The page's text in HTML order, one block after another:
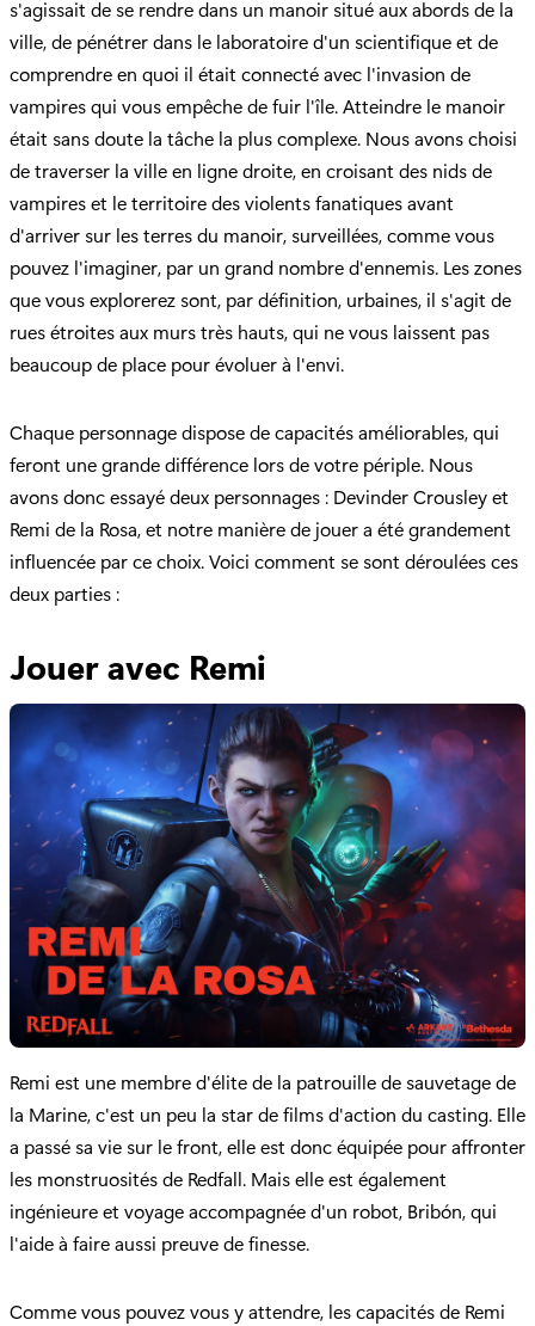
s'agissait de se rendre dans un manoir situé aux abords de la
ville, de pénétrer dans le laboratoire d'un scientifique et de
comprendre en quoi il était connecté avec l'invasion de
vampires qui vous empêche de fuir l'île. Atteindre le manoir
était sans doute la tâche la plus complexe. Nous avons choisi
de traverser la ville en ligne droite, en croisant des nids de
vampires et le territoire des violents fanatiques avant
d'arriver sur les terres du manoir, surveillées, comme vous
pouvez l'imaginer, par un grand nombre d'ennemis. Les zones
que vous explorerez sont, par définition, urbaines, il s'agit de
rues étroites aux murs très hauts, qui ne vous laissent pas
beaucoup de place pour évoluer à l'envi.
Chaque personnage dispose de capacités améliorables, qui
feront une grande différence lors de votre périple. Nous
avons donc essayé deux personnages : Devinder Crousley et
Remi de la Rosa, et notre manière de jouer a été grandement
influencée par ce choix. Voici comment se sont déroulées ces
deux parties :
Jouer avec Remi
Remi est une membre d'élite de la patrouille de sauvetage de
la Marine, c'est un peu la star de films d'action du casting. Elle
a passé sa vie sur le front, elle est donc équipée pour affronter
les monstruosités de Redfall. Mais elle est également
ingénieure et voyage accompagnée d'un robot, Bribón, qui
l'aide à faire aussi preuve de finesse.
Comme vous pouvez vous y attendre, les capacités de Remi